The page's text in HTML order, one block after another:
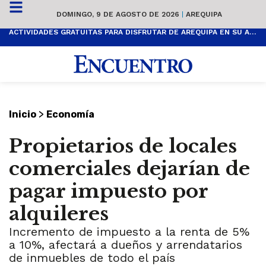
DOMINGO, 9 DE AGOSTO DE 2026 | AREQUIPA
ACTIVIDADES GRATUITAS PARA DISFRUTAR DE AREQUIPA EN SU ANIVERSARIO
Inicio > Economía
Propietarios de locales
comerciales dejarían de
pagar impuesto por
alquileres
Incremento de impuesto a la renta de 5%
a 10%, afectará a dueños y arrendatarios
de inmuebles de todo el país